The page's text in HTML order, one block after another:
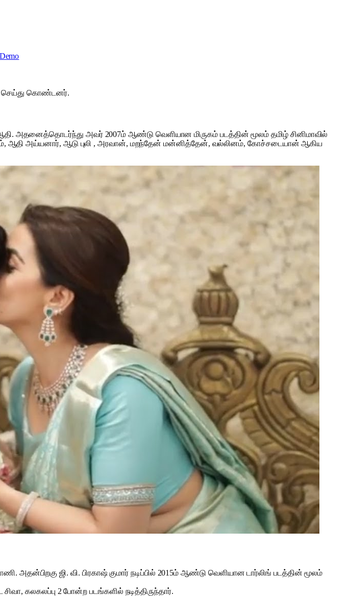
செய்து கொண்டனர்.
அதனைத்தொடர்ந்து அவர் 2007ம் ஆண்டு வெளியான மிருகம் படத்தின் மூலம் தமிழ் சினிமாவில்
ஆதி அய்யனார், ஆடு புலி , அரவான், மறந்தேன் மன்னித்தேன், வல்லினம், கோச்சடையான் ஆகிய
அதன்பிறகு ஜி. வி. பிரகாஷ் குமார் நடிப்பில் 2015ம் ஆண்டு வெளியான டார்லிங் படத்தின் மூலம்
கலகலப்பு 2 போன்ற படங்களில் நடித்திருந்தார்.